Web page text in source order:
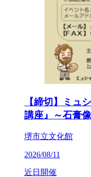
【締切】ミュ
講座』～石膏
堺市立文化館
2026/08/11
近日開催